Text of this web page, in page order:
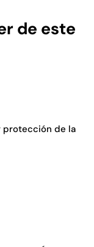
de este
protección de la